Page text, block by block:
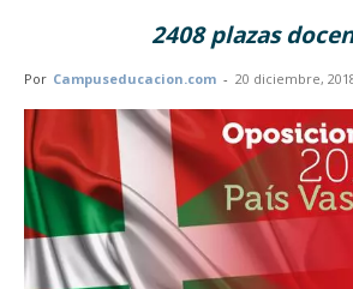
2408 plazas
Por Campuseducacion.com - 20 diciembre,